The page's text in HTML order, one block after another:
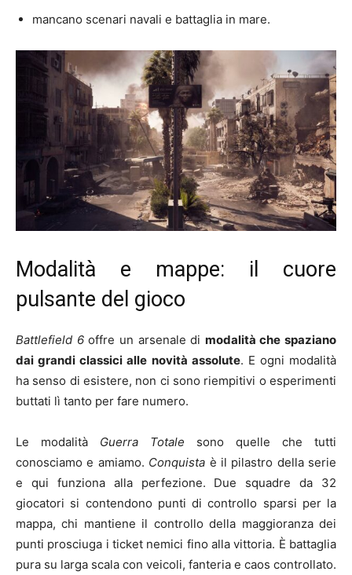
mancano scenari navali e battaglia in mare.
Modalità e mappe: il cuore
pulsante del gioco
Battlefield 6offre un arsenale di modalità che spaziano
dai grandi classici alle novità assolute. E ogni modalità
ha senso di esistere, non ci sono riempitivi o esperimenti
buttati lì tanto per fare numero.
Le modalità Guerra Totale sono quelle che tutti
conosciamo e amiamo. Conquista è il pilastro della serie
e qui funziona alla perfezione. Due squadre da 32
giocatori si contendono punti di controllo sparsi per la
mappa, chi mantiene il controllo della maggioranza dei
punti prosciuga i ticket nemici fino alla vittoria. È battaglia
pura su larga scala con veicoli, fanteria e caos controllato.